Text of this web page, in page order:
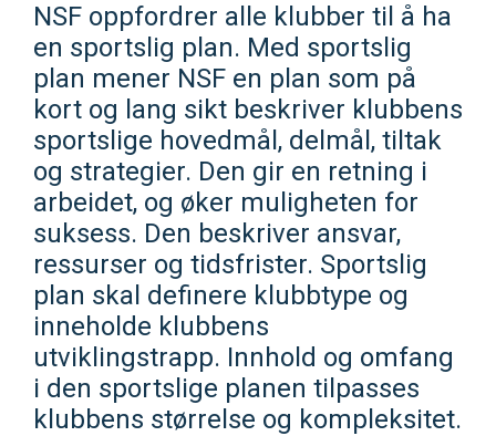
NSF oppfordrer alle klubber til å ha
en sportslig plan. Med sportslig
plan mener NSF en plan som på
kort og lang sikt beskriver klubbens
sportslige hovedmål, delmål, tiltak
og strategier. Den gir en retning i
arbeidet, og øker muligheten for
suksess. Den beskriver ansvar,
ressurser og tidsfrister. Sportslig
plan skal definere klubbtype og
inneholde klubbens
utviklingstrapp. Innhold og omfang
i den sportslige planen tilpasses
klubbens størrelse og kompleksitet.